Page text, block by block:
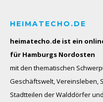
HEIMATECHO.DE
heimatecho.de ist ein
für Hamburgs Nordosten
mit den thematischen
Geschäftswelt, Vereinsleben,
Stadtteilen der Walddörfer